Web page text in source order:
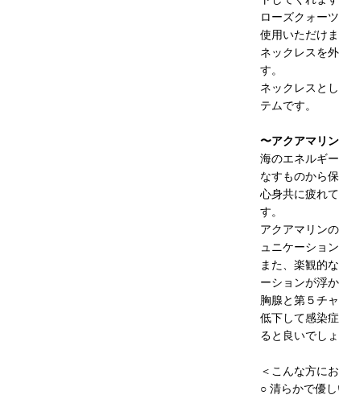
ローズクォー
使用いただけま
ネックレスを
す。
ネックレスと
テムです。
〜アクアマリ
海のエネルギ
なすものから
心身共に疲れ
す。
アクアマリン
ュニケーショ
また、楽観的
ーションが浮
胸腺と第５チ
低下して感染
ると良いでしょ
＜こんな方に
○ 清らかで優